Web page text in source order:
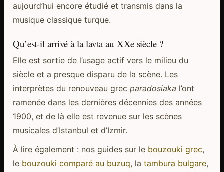
aujourd’hui encore étudié et transmis dans la
musique classique turque.
Qu’est-il arrivé à la lavta au XXe siècle ?
Elle est sortie de l’usage actif vers le milieu du
siècle et a presque disparu de la scène. Les
interprètes du renouveau grec paradosiaka l’ont
ramenée dans les dernières décennies des années
1900, et de là elle est revenue sur les scènes
musicales d’Istanbul et d’Izmir.
À lire également : nos guides sur le bouzouki grec,
le bouzouki comparé au buzuq, la tambura bulgare,